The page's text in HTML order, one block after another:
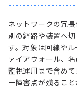
ネットワークの冗
別の経路や装置へ
す。対象は回線や
ァイアウォール、
監視運用まで含め
一障害点が残ること